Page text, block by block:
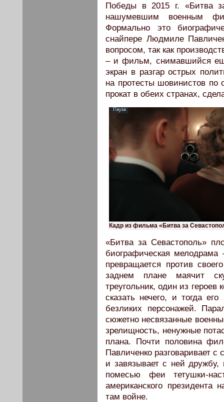
Победы в 2015 г. «Битва
нашумевшим военным
Формально это
снайпере Людмиле
вопросом, так как
– и фильм, снимавшийся
экран в разгар острых
на протесты шовинистов по
прокат в обеих странах,
Кадр из фильма «Битва за
«Битва за Севастополь»
биографическая
превращается против
заднем плане маячит
треугольник, один из героев
сказать нечего, и тогда
безликих персонажей.
сюжетно несвязанные
зрелищность, ненужные
плана. Почти половина
Павличенко разговаривает с
и завязывает с ней дружбу,
помесью феи тетушки-
американского президента
там войне.